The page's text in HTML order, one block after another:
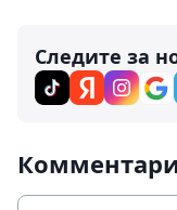
Следите за